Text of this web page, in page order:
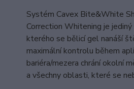
Systém Cavex Bite&White
Correction Whitening je
kterého se bělicí gel nanáší
maximální kontrolu během
bariéra/mezera chrání okolní
a všechny oblasti, které se